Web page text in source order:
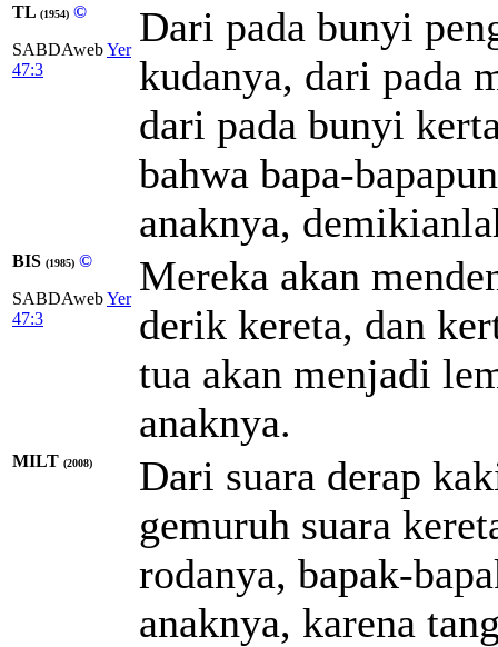
TL (1954) ©
SABDAwebYer
47:3
Dari pada bunyi
kudanya, dari pada
dari pada bunyi
bahwa bapa-
anaknya,
BIS (1985) ©
SABDAwebYer
47:3
Mereka akan
derik kereta, dan
tua akan menjadi
anaknya.
MILT (2008)
Dari suara derap
gemuruh suara
rodanya, bapak-
anaknya, karena